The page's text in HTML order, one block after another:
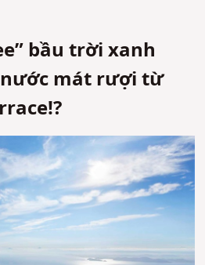
bầu trời xanh
mát rượi từ